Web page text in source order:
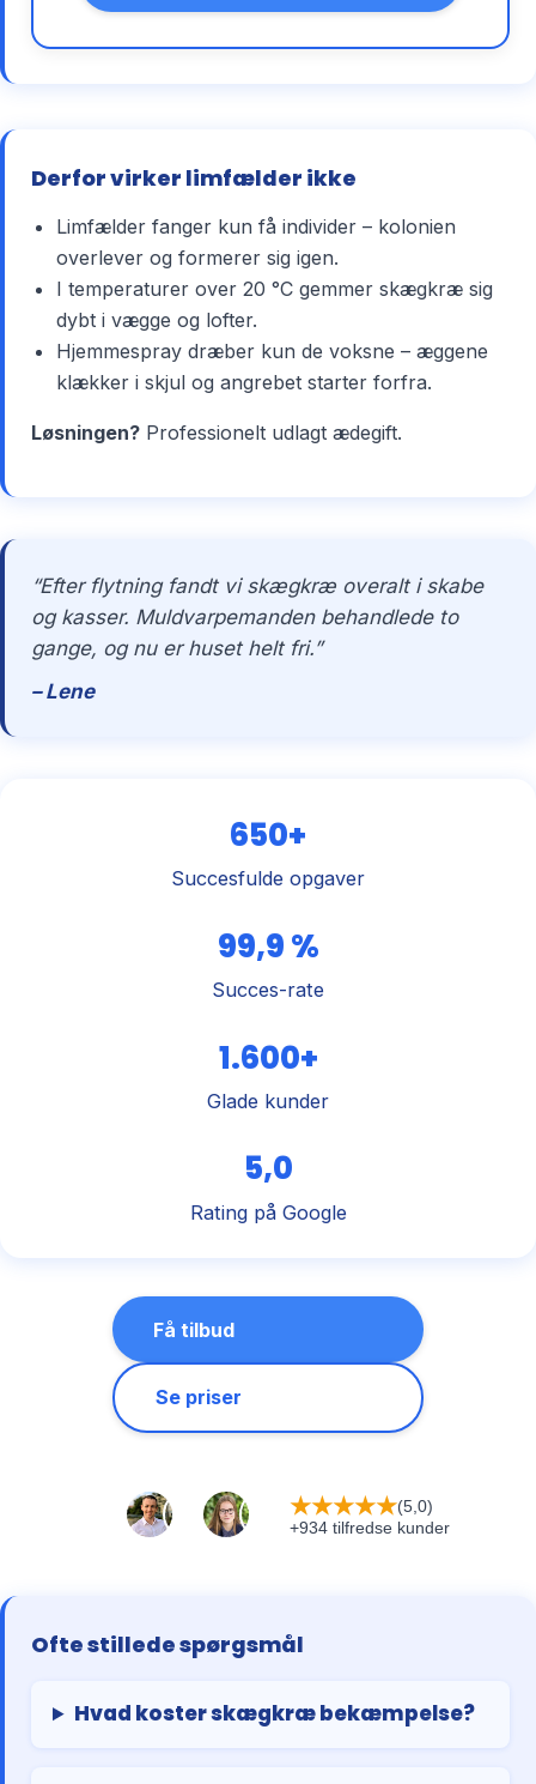
Derfor virker limfælder ikke
Limfælder fanger kun få individer – kolonien
overlever og formerer sig igen.
I temperaturer over 20 °C gemmer skægkræ sig
dybt i vægge og lofter.
Hjemmespray dræber kun de voksne – æggene
klækker i skjul og angrebet starter forfra.
Løsningen? Professionelt udlagt ædegift.
“Efter flytning fandt vi skægkræ overalt i skabe
og kasser. Muldvarpemanden behandlede to
gange, og nu er huset helt fri.”
– Lene
650+
Succesfulde opgaver
99,9 %
Succes-rate
1.600+
Glade kunder
5,0
Rating på Google
Få tilbud
Se priser
★★★★★(5,0)
+934 tilfredse kunder
Ofte stillede spørgsmål
Hvad koster skægkræ bekæmpelse?